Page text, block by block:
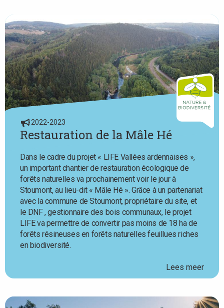
2022-2023
Restauration de la Mâle Hé
Dans le cadre du projet « LIFE Vallées ardennaises »,
un important chantier de restauration écologique de
forêts naturelles va prochainement voir le jour à
Stoumont, au lieu-dit « Mâle Hé ». Grâce à un partenariat
avec la commune de Stoumont, propriétaire du site, et
le DNF , gestionnaire des bois communaux, le projet
LIFE va permettre de convertir pas moins de 18 ha de
forêts résineuses en forêts naturelles feuillues riches
en biodiversité.
Lees meer